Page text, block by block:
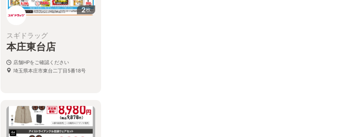
2枚
スギドラッグ
本庄東台店
店舗HPをご確認ください
埼玉県本庄市東台二丁目5番18号